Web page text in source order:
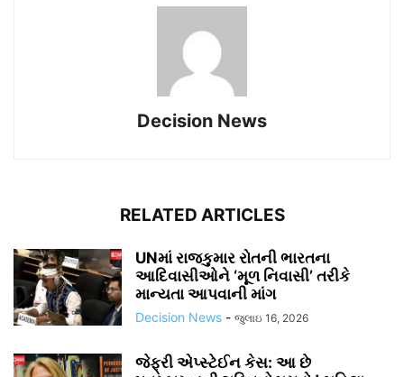
Decision News
RELATED ARTICLES
UNમાં રાજકુમાર રોતની ભારતના
આદિવાસીઓને ‘મૂળ નિવાસી’ તરીકે
માન્યતા આપવાની માંગ
Decision News - જુલાઇ 16, 2026
જેફ્રી એપ્સ્ટેઈન કેસ: આ છે